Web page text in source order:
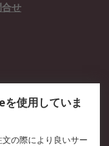
せ
使用していま
の際により良いサー